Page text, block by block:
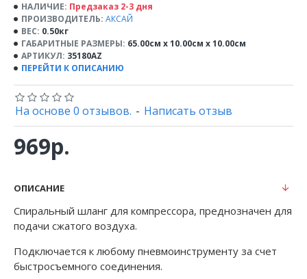
НАЛИЧИЕ: Предзаказ 2-3 дня
ПРОИЗВОДИТЕЛЬ: АКСАЙ
ВЕС: 0.50кг
ГАБАРИТНЫЕ РАЗМЕРЫ: 65.00см x 10.00см x 10.00см
АРТИКУЛ: 35180AZ
ПЕРЕЙТИ К ОПИСАНИЮ
На основе 0 отзывов. - Написать отзыв
969р.
ОПИСАНИЕ
Спиральный шланг для компрессора, преднозначен для
подачи сжатого воздуха.
Подключается к любому пневмоинструменту за счет
быстросъемного соединения.